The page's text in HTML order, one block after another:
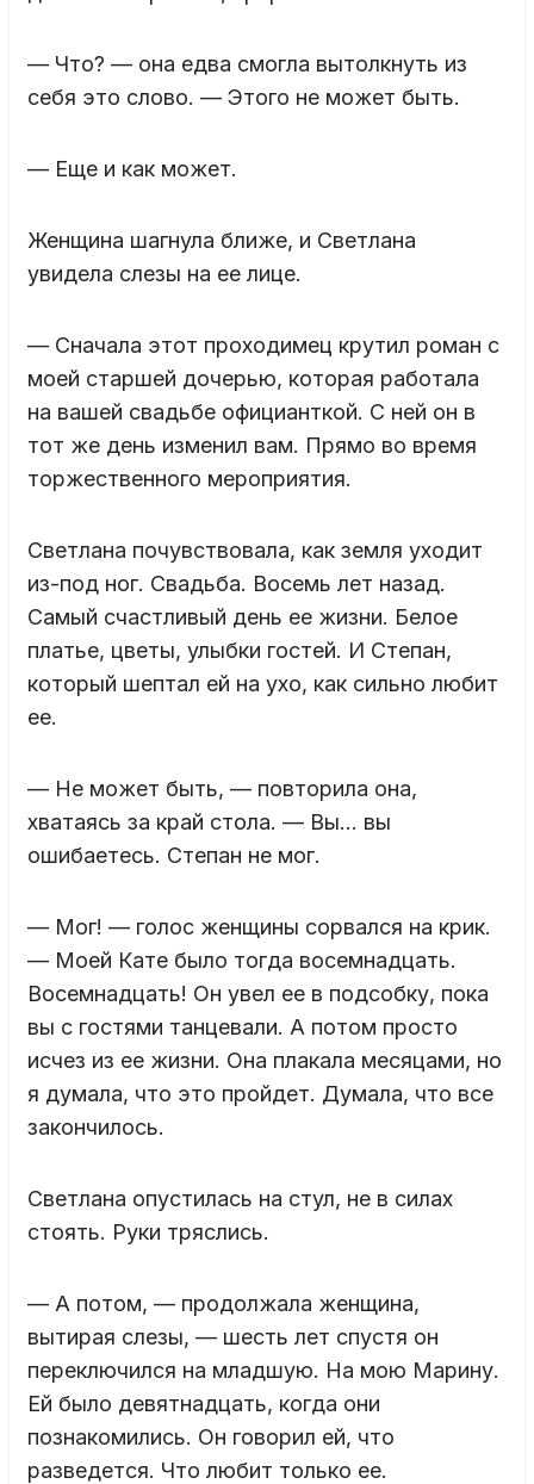
— Что? — она едва смогла вытолкнуть из
себя это слово. — Этого не может быть.
— Еще и как может.
Женщина шагнула ближе, и Светлана
увидела слезы на ее лице.
— Сначала этот проходимец крутил роман с
моей старшей дочерью, которая работала
на вашей свадьбе официанткой. С ней он в
тот же день изменил вам. Прямо во время
торжественного мероприятия.
Светлана почувствовала, как земля уходит
из-под ног. Свадьба. Восемь лет назад.
Самый счастливый день ее жизни. Белое
платье, цветы, улыбки гостей. И Степан,
который шептал ей на ухо, как сильно любит
ее.
— Не может быть, — повторила она,
хватаясь за край стола. — Вы… вы
ошибаетесь. Степан не мог.
— Мог! — голос женщины сорвался на крик.
— Моей Кате было тогда восемнадцать.
Восемнадцать! Он увел ее в подсобку, пока
вы с гостями танцевали. А потом просто
исчез из ее жизни. Она плакала месяцами, но
я думала, что это пройдет. Думала, что все
закончилось.
Светлана опустилась на стул, не в силах
стоять. Руки тряслись.
— А потом, — продолжала женщина,
вытирая слезы, — шесть лет спустя он
переключился на младшую. На мою Марину.
Ей было девятнадцать, когда они
познакомились. Он говорил ей, что
разведется. Что любит только ее.